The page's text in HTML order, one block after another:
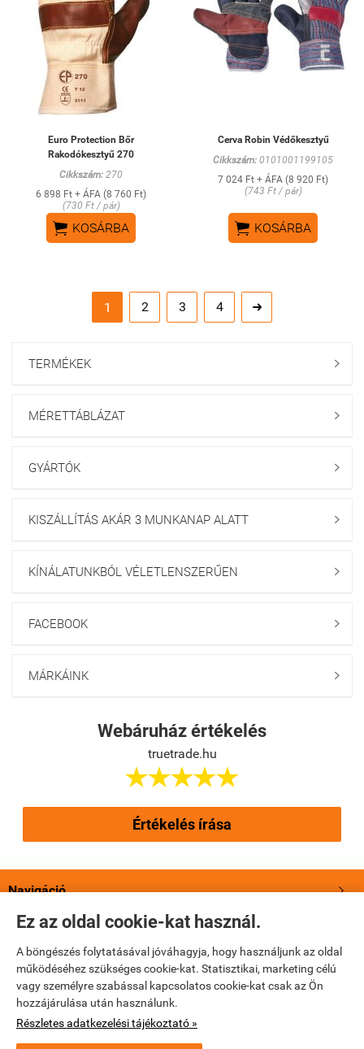
Ez az oldal cookie-kat használ.
A böngészés folytatásával jóváhagyja, hogy használjunk az oldal
működéséhez szükséges cookie-kat. Statisztikai, marketing célú
vagy személyre szabással kapcsolatos cookie-kat csak az Ön
hozzájárulása után használunk.
Részletes adatkezelési tájékoztató »
Euro Protection Bőr
Rakodókesztyű 270
Cikkszám: 270
6 898 Ft + ÁFA (8 760 Ft)
(730 Ft / pár)
 KOSÁRBA
Cerva Robin Védőkesztyű
Cikkszám: 0101001199105
7 024 Ft + ÁFA (8 920 Ft)
(743 Ft / pár)
 KOSÁRBA
1 2 3 4 
TERMÉKEK 
MÉRETTÁBLÁZAT 
GYÁRTÓK 
KISZÁLLÍTÁS AKÁR 3 MUNKANAP ALATT 
KÍNÁLATUNKBÓL VÉLETLENSZERŰEN 
FACEBOOK 
MÁRKÁINK 
Webáruház értékelés
truetrade.hu

Értékelés írása
Navigáció 
Saját fiók
Bemutatkozás
Elérhetőségek